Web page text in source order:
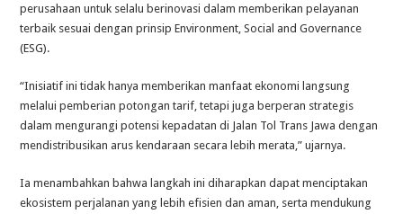
perusahaan untuk selalu berinovasi dalam memberikan pelayanan
terbaik sesuai dengan prinsip Environment, Social and Governance
(ESG).
“Inisiatif ini tidak hanya memberikan manfaat ekonomi langsung
melalui pemberian potongan tarif, tetapi juga berperan strategis
dalam mengurangi potensi kepadatan di Jalan Tol Trans Jawa dengan
mendistribusikan arus kendaraan secara lebih merata,” ujarnya.
Ia menambahkan bahwa langkah ini diharapkan dapat menciptakan
ekosistem perjalanan yang lebih efisien dan aman, serta mendukung